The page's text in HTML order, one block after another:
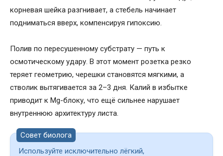
корневая шейка разгнивает, а стебель начинает
подниматься вверх, компенсируя гипоксию.
Полив по пересушенному субстрату — путь к
осмотическому удару. В этот момент розетка резко
теряет геометрию, черешки становятся мягкими, а
стволик вытягивается за 2–3 дня. Калий в избытке
приводит к Mg-блоку, что ещё сильнее нарушает
внутреннюю архитектуру листа.
Совет биолога
Используйте исключительно лёгкий,